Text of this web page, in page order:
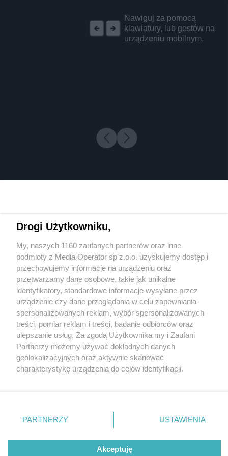
Nawiguj za pomocą
klawiatury, lub gestów na
urządzeniu mobilnym.
1 / 0
Wydawca mediów lokalnych
Nie zapomnij
zapoznać się z:
polityką prywatności regulamin korzystania z portali
Twojemiasto
Piekary Śląskie
Chorzów
Tarnowskie Góry
Gliwice
Skontakuj sięz nami
Kontakt
Wydawca
Redakcja
Drogi Użytkowniku,
My, naszych 1160 zaufanych partnerów oraz inne
podmioty z Media Operator sp z.o.o. uzyskujemy dostęp i
przechowujemy informacje na urządzeniu oraz
przetwarzamy dane osobowe, takie jak unikalne
identyfikatory, standardowe informacje wysyłane przez
urządzenie czy dane przeglądania w celu zapewniania
spersonalizowanych reklam, wybór spersonalizowanych
treści, pomiar reklam i treści, badanie odbiorców oraz
ulepszanie usług. Za zgodą Użytkownika my i Zaufani
Partnerzy możemy używać dokładnych danych
geolokalizacyjnych oraz aktywnie skanować
charakterystykę urządzenia do celów identyfikacji.
zmienić/wycofać klikając przycisk ustawień prywatności
znajdujący się w lewym dolnym rogu strony
rodzaje przetwarzania danych nie wymagają zgody
użytkownika, ale masz prawo sprzeciwić się takiemu
PARTNERZY USTAWIENIA
Akceptuję